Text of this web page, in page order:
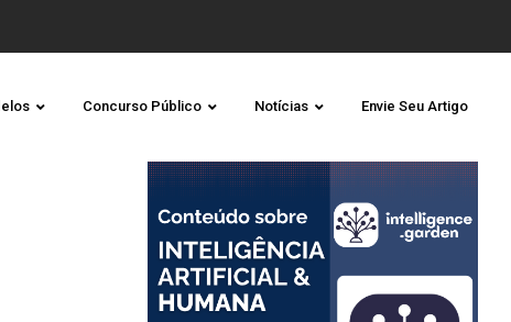
Concurso Público Notícias Envie Seu Artigo